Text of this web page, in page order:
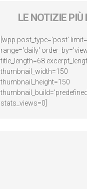
LE NOTIZIE PIÙ
[wpp post_type='post'
range='daily'
title_length=68
thumbnail_width=150
thumbnail_height=150
stats_views=0]